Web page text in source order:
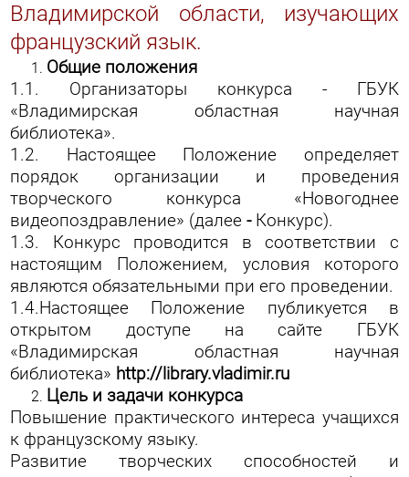
Владимирской области, изучающих
французский язык.
Общие положения
1.1. Организаторы конкурса - ГБУК
«Владимирская областная научная
библиотека».
1.2. Настоящее Положение определяет
порядок организации и проведения
творческого конкурса «Новогоднее
видеопоздравление» (далее - Конкурс).
1.3. Конкурс проводится в соответствии с
настоящим Положением, условия которого
являются обязательными при его проведении.
1.4.Настоящее Положение публикуется в
открытом доступе на сайте ГБУК
«Владимирская областная научная
библиотека» http://library.vladimir.ru
Цель и задачи конкурса
Повышение практического интереса учащихся
к французскому языку.
Развитие творческих способностей и